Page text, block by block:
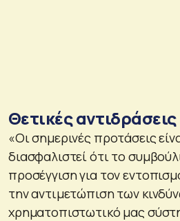
Θετικές αντιδράσεις
«Οι σημερινές προτάσεις
διασφαλιστεί ότι το
προσέγγιση για τον
την αντιμετώπιση των
χρηματοπιστωτικό μας